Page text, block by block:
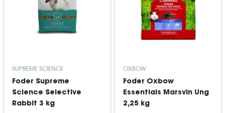
SUPREME SCIENCE
Foder Supreme
Science Selective
Rabbit 3 kg
OXBOW
Foder Oxbow
Essentials Marsvin Ung
2,25 kg